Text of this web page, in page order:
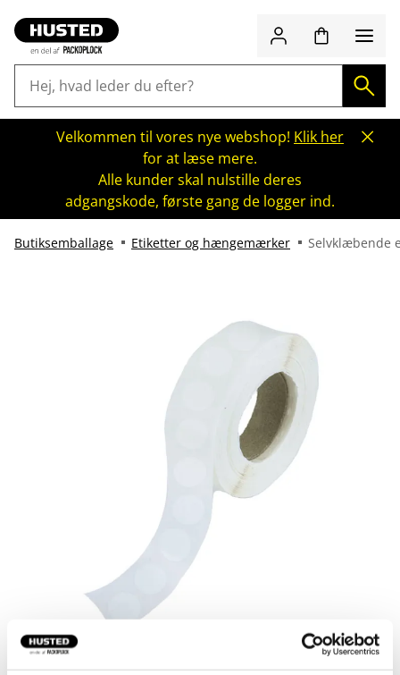
Velkommen til vores nye webshop! Klik her
for at læse mere.
Alle kunder skal nulstille deres
adgangskode, første gang de logger ind.
Butiksemballage Etiketter og hængemærker Selvklæbende